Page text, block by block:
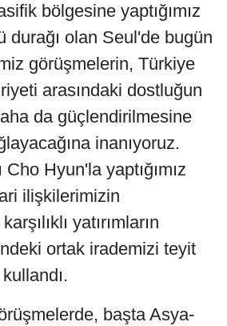
bölgesine yaptığımız
durağı olan Seul'de bugün
görüşmelerin, Türkiye
arasındaki dostluğun
da güçlendirilmesine
inanıyoruz.
Cho Hyun'la yaptığımız
ilişkilerimizin
yatırımların
ortak irademizi teyit
başta Asya-